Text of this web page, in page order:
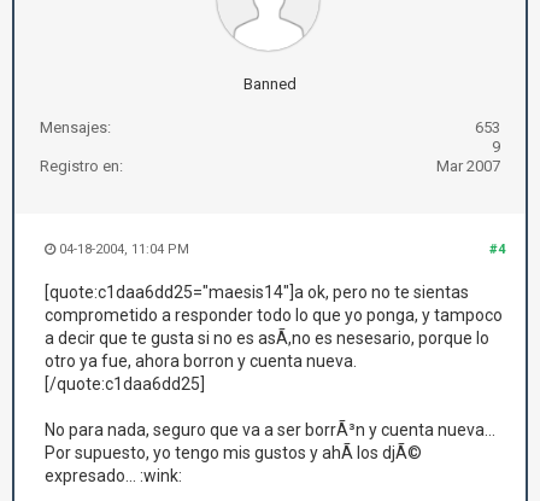
Banned
Mensajes:
653
9
Registro en:
Mar 2007
#4
04-18-2004, 11:04 PM
[quote:c1daa6dd25="maesis14"]a ok, pero no te sientas
comprometido a responder todo lo que yo ponga, y tampoco
a decir que te gusta si no es asÃ­,no es nesesario, porque lo
otro ya fue, ahora borron y cuenta nueva.
[/quote:c1daa6dd25]
No para nada, seguro que va a ser borrÃ³n y cuenta nueva...
Por supuesto, yo tengo mis gustos y ahÃ­ los djÃ©
expresado... :wink: